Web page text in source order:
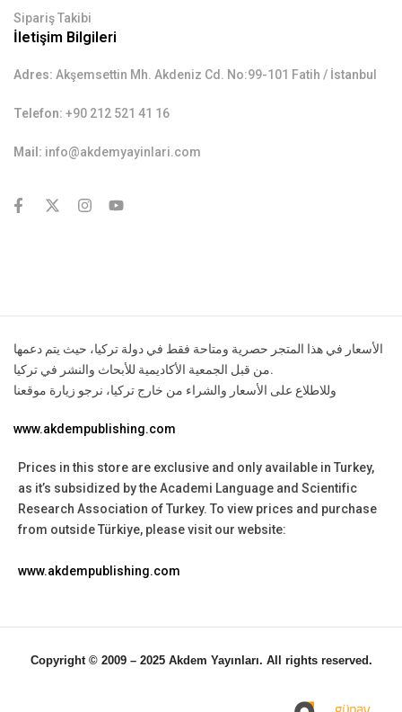
Sipariş Takibi
İletişim Bilgileri
Adres: Akşemsettin Mh. Akdeniz Cd. No:99-101 Fatih / İstanbul
Telefon: +90 212 521 41 16
Mail: info@akdemyayinlari.com
الأسعار في هذا المتجر حصرية ومتاحة فقط في دولة تركيا، حيث يتم دعمها
من قبل الجمعية الأكاديمية للأبحاث والنشر في تركيا.
وللاطلاع على الأسعار والشراء من خارج تركيا، نرجو زيارة موقعنا
www.akdempublishing.com
Prices in this store are exclusive and only available in Turkey,
as it’s subsidized by the Academi Language and Scientific
Research Association of Turkey. To view prices and purchase
from outside Türkiye, please visit our website:
www.akdempublishing.com
Copyright © 2009 – 2025 Akdem Yayınları. All rights reserved.